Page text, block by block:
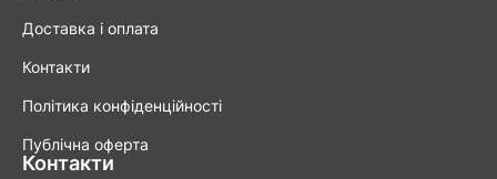
Доставка і оплата
Контакти
Політика конфіденційності
Публічна оферта
Контакти